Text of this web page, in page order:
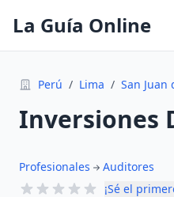
La Guía Online
Perú / Lima / San Juan
Inversiones
Profesionales
Auditores
¡Sé el